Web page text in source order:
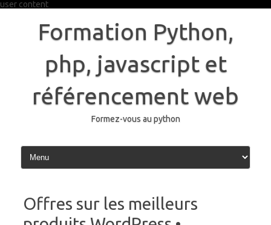
user content
contentFormation Python,
php, javascript et
référencement web
Formez-vous au python
Offres sur les meilleurs